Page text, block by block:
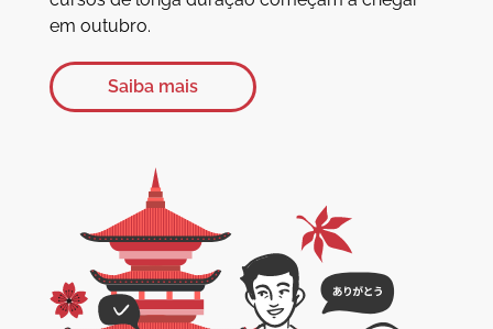
em outubro.
Saiba mais